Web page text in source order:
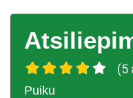
(5
Puiku